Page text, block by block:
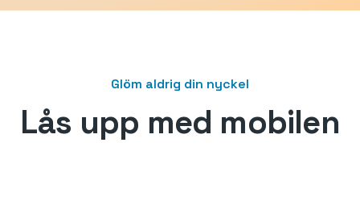
Glöm aldrig din nyckel
Lås upp med mobilen